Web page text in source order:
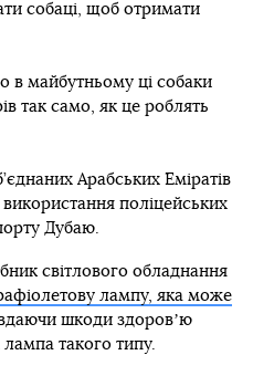
собаці, щоб отримати
в майбутньому ці собаки
так само, як це роблять
Арабських Еміратів
поліцейських
Дубаю.
світлового обладнання
лампу, яка може
шкоди здоровʼю
такого типу.